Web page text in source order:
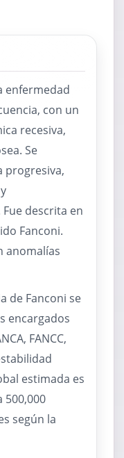
enfermedad
con un
recesiva,
Se
progresiva,
descrita en
Fanconi.
anomalías
de Fanconi se
encargados
FANCC,
estimada es
500,000
según la